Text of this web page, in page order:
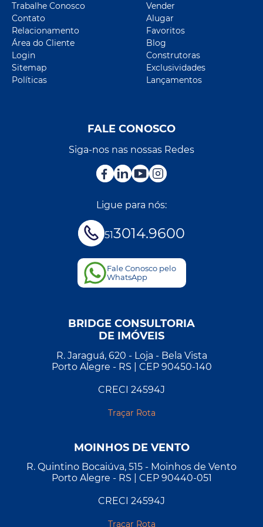
Trabalhe Conosco
Contato
Relacionamento
Área do Cliente
Login
Sitemap
Políticas
Vender
Alugar
Favoritos
Blog
Construtoras
Exclusividades
Lançamentos
FALE CONOSCO
Siga-nos nas nossas Redes
Ligue para nós:
513014.9600
Fale Conosco pelo
WhatsApp
BRIDGE CONSULTORIA
DE IMÓVEIS
R. Jaraguá, 620 - Loja - Bela Vista
Porto Alegre - RS | CEP 90450-140
CRECI 24594J
Traçar Rota
MOINHOS DE VENTO
R. Quintino Bocaiúva, 515 - Moinhos de Vento
Porto Alegre - RS | CEP 90440-051
CRECI 24594J
Traçar Rota